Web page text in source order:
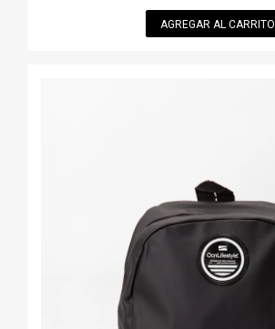
AGREGAR AL CARRITO